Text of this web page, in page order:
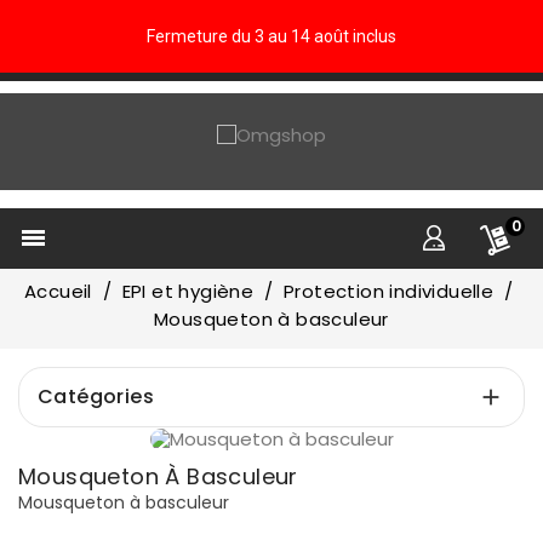
Fermeture du 3 au 14 août inclus
 0
Accueil EPI et hygiène
Protection individuelle
Mousqueton à basculeur
Prix
€
Catégories 
Mousqueton À Basculeur
Mousqueton à basculeur